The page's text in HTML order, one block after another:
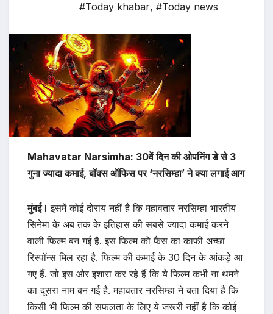
#Today khabar, #Today news
Mahavatar Narsimha: 30वें दिन की ओपनिंग डे से 3
गुना ज्यादा कमाई, बॉक्स ऑफिस पर ‘नरसिम्हा’ ने क्या लगाई आग
मुंबई।इसमें कोई दोराय नहीं है कि महावतार नरसिम्हा भारतीय
सिनेमा के अब तक के इतिहास की सबसे ज्यादा कमाई करने
वाली फिल्म बन गई है. इस फिल्म को फैंस का काफी अच्छा
रिस्पॉन्स मिल रहा है. फिल्म की कमाई के 30 दिन के आंकड़े आ
गए हैं. जो इस ओर इशारा कर रहे हैं कि ये फिल्म कभी ना थमने
का दूसरा नाम बन गई है. महावतार नरसिम्हा ने बता दिया है कि
किसी भी फिल्म की सफलता के लिए ये जरूरी नहीं है कि कोई